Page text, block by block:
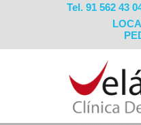
Tel. 91 562 43